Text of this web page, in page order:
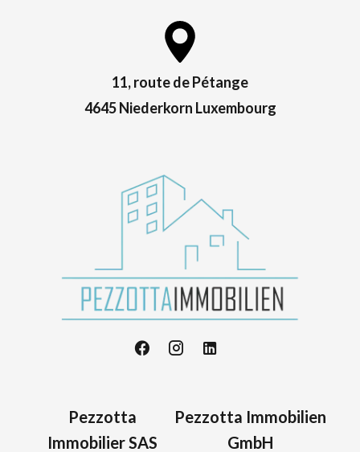
11, route de Pétange
4645 Niederkorn Luxembourg
Pezzotta
Immobilier SAS
Pezzotta Immobilien
GmbH